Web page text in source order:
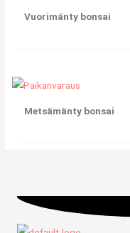
Vuorimänty bonsai
Metsämänty bonsai